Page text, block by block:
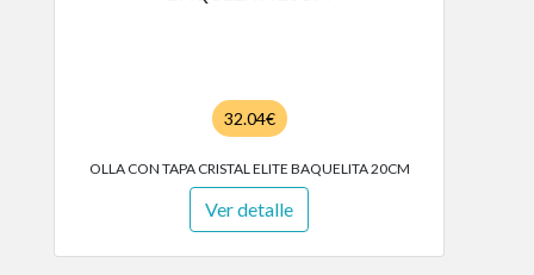
32.04€
OLLA CON TAPA CRISTAL ELITE BAQUELITA 20CM
Ver detalle